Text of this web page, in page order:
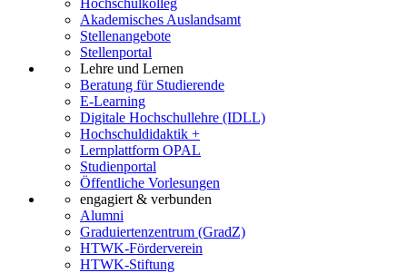
Akademisches Auslandsamt
Stellenangebote
Stellenportal
Lehre und Lernen
Beratung für Studierende
E-Learning
Digitale Hochschullehre (IDLL)
Hochschuldidaktik +
Lernplattform OPAL
Studienportal
Öffentliche Vorlesungen
engagiert & verbunden
Alumni
Graduiertenzentrum (GradZ)
HTWK-Förderverein
HTWK-Stiftung